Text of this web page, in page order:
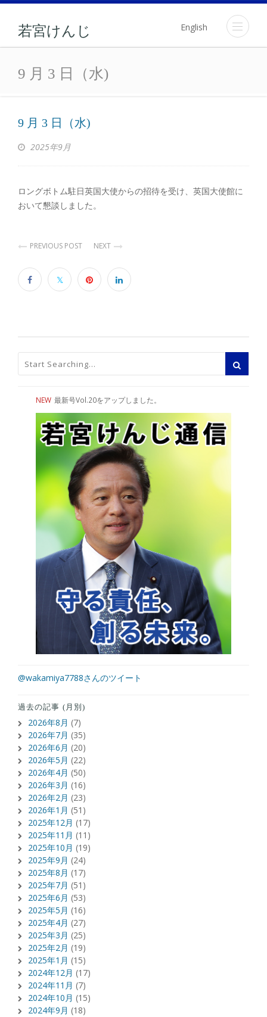
若宮けんじ English
9 月 3 日（水)
9 月 3 日（水)
9 月 3 日（水)
2025年9月
ロングボトム駐日英国大使からの招待を受け、英国大使館に
おいて懇談しました。
PREVIOUS POST NEXT
NEW 最新号Vol.20をアップしました。
@wakamiya7788さんのツイート
過去の記事 (月別)
2026年8月 (7)
2026年7月 (35)
2026年6月 (20)
2026年5月 (22)
2026年4月 (50)
2026年3月 (16)
2026年2月 (23)
2026年1月 (51)
2025年12月 (17)
2025年11月 (11)
2025年10月 (19)
2025年9月 (24)
2025年8月 (17)
2025年7月 (51)
2025年6月 (53)
2025年5月 (16)
2025年4月 (27)
2025年3月 (25)
2025年2月 (19)
2025年1月 (15)
2024年12月 (17)
2024年11月 (7)
2024年10月 (15)
2024年9月 (18)